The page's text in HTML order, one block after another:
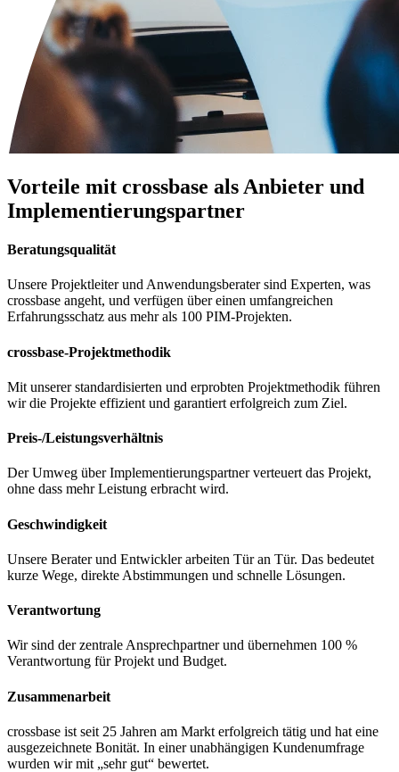
Vorteile mit crossbase als Anbieter und
Implementierungspartner
Beratungsqualität
Unsere Projektleiter und Anwendungsberater sind Experten, was
crossbase angeht, und verfügen über einen umfangreichen
Erfahrungsschatz aus mehr als 100 PIM-Projekten.
crossbase-Projektmethodik
Mit unserer standardisierten und erprobten Projektmethodik führen
wir die Projekte effizient und garantiert erfolgreich zum Ziel.
Preis-/Leistungsverhältnis
Der Umweg über Implementierungspartner verteuert das Projekt,
ohne dass mehr Leistung erbracht wird.
Geschwindigkeit
Unsere Berater und Entwickler arbeiten Tür an Tür. Das bedeutet
kurze Wege, direkte Abstimmungen und schnelle Lösungen.
Verantwortung
Wir sind der zentrale Ansprechpartner und übernehmen 100 %
Verantwortung für Projekt und Budget.
Zusammenarbeit
crossbase ist seit 25 Jahren am Markt erfolgreich tätig und hat eine
ausgezeichnete Bonität. In einer unabhängigen Kundenumfrage
wurden wir mit „sehr gut“ bewertet.